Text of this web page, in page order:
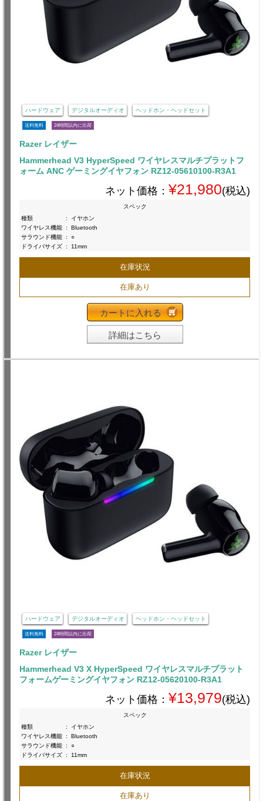
ハードウェア デジタルオーディオ ヘッドホン・ヘッドセット
送料無料 24時間以内に出荷
Razer レイザー
Hammerhead V3 HyperSpeed ワイヤレスマルチプラットフ
ォーム ANC ゲーミングイヤフォン RZ12-05610100-R3A1
ネット価格： ¥21,980(税込)
スペック
種類
:
イヤホン
ワイヤレス機能 :
Bluetooth
サラウンド機能 :
○
ドライバサイズ : 11mm
在庫状況
在庫あり
カートに入れる
詳細はこちら
ハードウェア デジタルオーディオ ヘッドホン・ヘッドセット
送料無料 24時間以内に出荷
Razer レイザー
Hammerhead V3 X HyperSpeed ワイヤレスマルチプラット
フォームゲーミングイヤフォン RZ12-05620100-R3A1
ネット価格： ¥13,979(税込)
スペック
種類
:
イヤホン
ワイヤレス機能 :
Bluetooth
サラウンド機能 :
○
ドライバサイズ : 11mm
在庫状況
在庫あり